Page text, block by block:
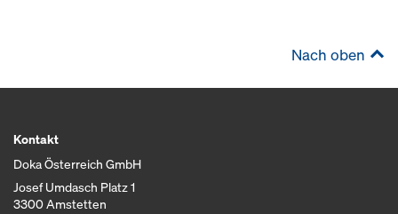
Nach oben
Kontakt
Doka Österreich GmbH
Josef Umdasch Platz 1
3300 Amstetten